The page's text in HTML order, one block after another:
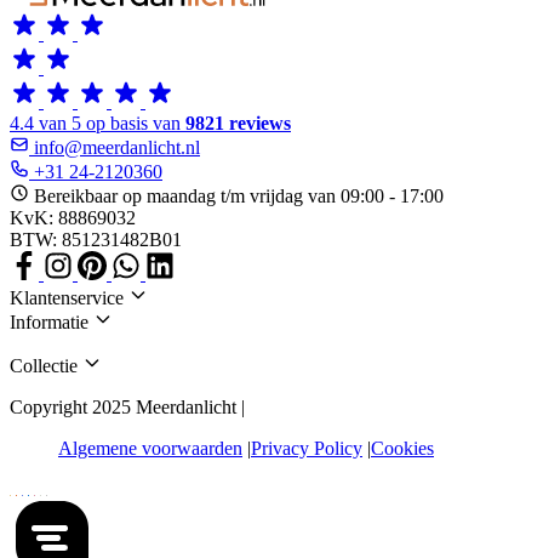
4.4 van 5 op basis van 9821 reviews
info@meerdanlicht.nl
+31 24-2120360
Bereikbaar op maandag t/m vrijdag van 09:00 - 17:00
KvK: 88869032
BTW: 851231482B01
Klantenservice
Informatie
Collectie
Copyright 2025 Meerdanlicht |
Algemene voorwaarden Privacy Policy Cookies